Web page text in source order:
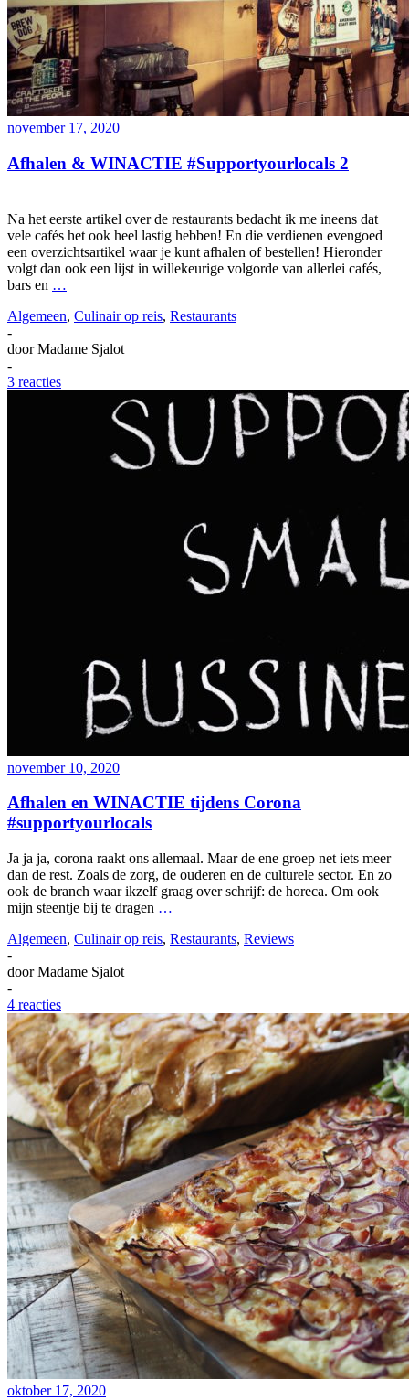
november 17, 2020
Afhalen & WINACTIE #Supportyourlocals 2
Na het eerste artikel over de restaurants bedacht ik me ineens dat
vele cafés het ook heel lastig hebben! En die verdienen evengoed
een overzichtsartikel waar je kunt afhalen of bestellen! Hieronder
volgt dan ook een lijst in willekeurige volgorde van allerlei cafés,
bars en …
Algemeen, Culinair op reis, Restaurants
-
doorMadame Sjalot
-
3 reacties
november 10, 2020
Afhalen en WINACTIE tijdens Corona
#supportyourlocals
Ja ja ja, corona raakt ons allemaal. Maar de ene groep net iets meer
dan de rest. Zoals de zorg, de ouderen en de culturele sector. En zo
ook de branch waar ikzelf graag over schrijf: de horeca. Om ook
mijn steentje bij te dragen …
Algemeen, Culinair op reis, Restaurants, Reviews
-
doorMadame Sjalot
-
4 reacties
oktober 17, 2020